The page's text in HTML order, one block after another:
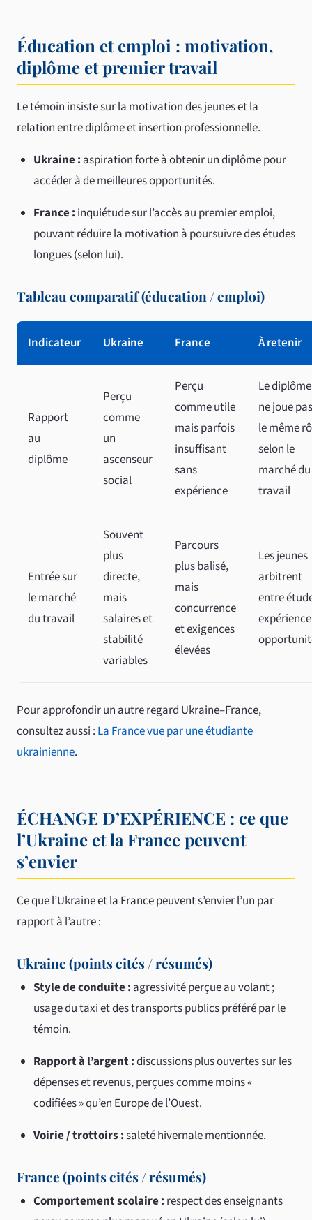
Éducation et emploi : motivation,
diplôme et premier travail
Le témoin insiste sur la motivation des jeunes et la
relation entre diplôme et insertion professionnelle.
Ukraine : aspiration forte à obtenir un diplôme pour
accéder à de meilleures opportunités.
France : inquiétude sur l’accès au premier emploi,
pouvant réduire la motivation à poursuivre des études
longues (selon lui).
Tableau comparatif (éducation / emploi)
Indicateur Ukraine France À retenir
Rapport
au
diplôme
Perçu
comme
un
ascenseur
social
Perçu
comme utile
mais parfois
insuffisant
sans
expérience
Le diplôme
ne joue pas
le même
selon le
marché du
travail
Entrée sur
le marché
du travail
Souvent
plus
directe,
mais
salaires et
stabilité
variables
Parcours
plus balisé,
mais
concurrence
et exigences
élevées
Les jeunes
arbitrent
entre
Pour approfondir un autre regard Ukraine–France,
consultez aussi : La France vue par une étudiante
ukrainienne.
ÉCHANGE D’EXPÉRIENCE : ce que
l’Ukraine et la France peuvent
s’envier
Ce que l’Ukraine et la France peuvent s’envier l’un par
rapport à l’autre :
Ukraine (points cités / résumés)
Style de conduite : agressivité perçue au volant ;
usage du taxi et des transports publics préféré par le
témoin.
Rapport à l’argent :discussions plus ouvertes sur les
dépenses et revenus, perçues comme moins «
codifiées » qu’en Europe de l’Ouest.
Voirie / trottoirs :saleté hivernale mentionnée.
France (points cités / résumés)
Comportement scolaire : respect des enseignants